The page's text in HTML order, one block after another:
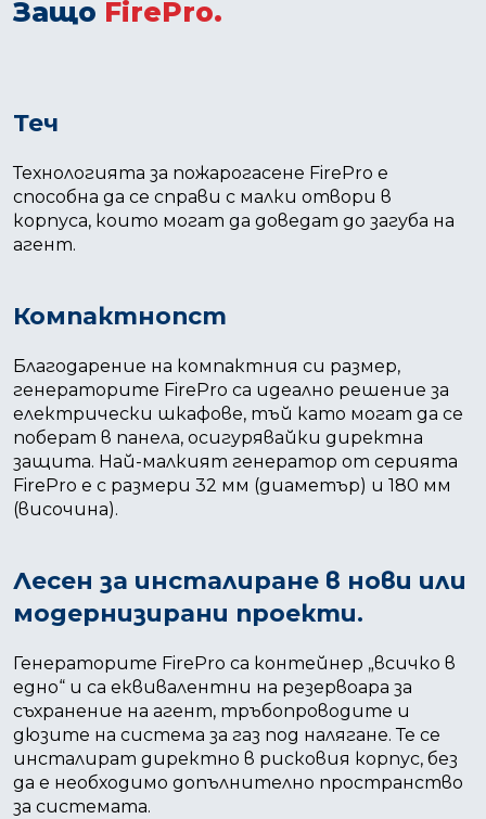
Защо FirePro.
Теч
Технологията за пожарогасене FirePro е
способна да се справи с малки отвори в
корпуса, които могат да доведат до загуба на
агент.
Компактнопст
Благодарение на компактния си размер,
генераторите FirePro са идеално решение за
електрически шкафове, тъй като могат да се
поберат в панела, осигурявайки директна
защита. Най-малкият генератор от серията
FirePro е с размери 32 мм (диаметър) и 180 мм
(височина).
Лесен за инсталиране в нови или
модернизирани проекти.
Генераторите FirePro са контейнер „всичко в
едно“ и са еквивалентни на резервоара за
съхранение на агент, тръбопроводите и
дюзите на система за газ под налягане. Те се
инсталират директно в рисковия корпус, без
да е необходимо допълнително пространство
за системата.